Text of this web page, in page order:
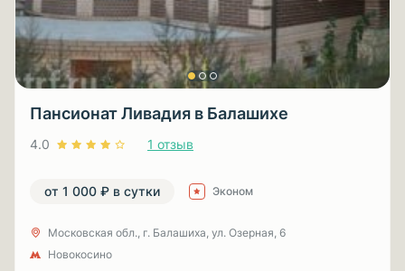
Пансионат Ливадия в Балашихе
4.0 1 отзыв
от 1 000 ₽ в сутки Эконом
Московская обл., г. Балашиха, ул. Озерная, 6
Новокосино